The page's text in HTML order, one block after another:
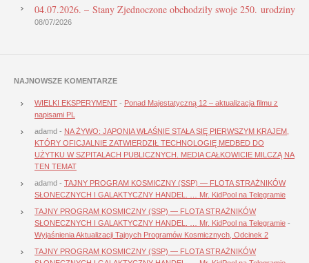
04.07.2026. – Stany Zjednoczone obchodziły swoje 250. urodziny
08/07/2026
NAJNOWSZE KOMENTARZE
WIELKI EKSPERYMENT - Ponad Majestatyczną 12 – aktualizacja filmu z
napisami PL
adamd - NA ŻYWO: JAPONIA WŁAŚNIE STAŁA SIĘ PIERWSZYM KRAJEM,
KTÓRY OFICJALNIE ZATWIERDZIŁ TECHNOLOGIĘ MEDBED DO
UŻYTKU W SZPITALACH PUBLICZNYCH. MEDIA CAŁKOWICIE MILCZĄ NA
TEN TEMAT
adamd - TAJNY PROGRAM KOSMICZNY (SSP) — FLOTA STRAŻNIKÓW
SŁONECZNYCH I GALAKTYCZNY HANDEL. … Mr. KidPool na Telegramie
TAJNY PROGRAM KOSMICZNY (SSP) — FLOTA STRAŻNIKÓW
SŁONECZNYCH I GALAKTYCZNY HANDEL. … Mr. KidPool na Telegramie -
Wyjaśnienia Aktualizacji Tajnych Programów Kosmicznych, Odcinek 2
TAJNY PROGRAM KOSMICZNY (SSP) — FLOTA STRAŻNIKÓW